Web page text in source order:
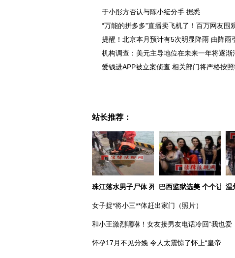
于小彤方否认与陈小纭分手 据悉
“万能的拼多多”直播卖飞机了！百万网友围
提醒！北京本月预计有5次明显降雨 由降雨
机构调查：美元主导地位在未来一年将逐渐
爱钱进APP被立案侦查 相关部门将严格按照
站长推荐：
珠江落水男子尸体 死者身份已确认
巴西监狱选美 个个让人温
女子捉*将小三**体赶出家门（照片）
和小王激烈嘿咻！女友接男友电话冷回“我也爱
怀孕17月不见分娩 令人太震惊了怀上“皇帝